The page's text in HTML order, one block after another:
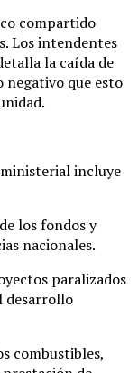
compartido
Los intendentes
la caída de
que esto
incluye
los fondos y
nacionales.
paralizados
desarrollo
combustibles,